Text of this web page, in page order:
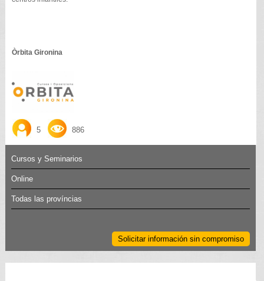
Òrbita Gironina
5 886
Cursos y Seminarios
Online
Todas las províncias
Solicitar información sin compromiso